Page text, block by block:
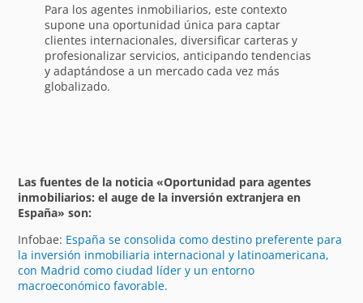
Para los agentes inmobiliarios, este contexto
supone una oportunidad única para captar
clientes internacionales, diversificar carteras y
profesionalizar servicios, anticipando tendencias
y adaptándose a un mercado cada vez más
globalizado.
Las fuentes de la noticia «Oportunidad para agentes
inmobiliarios: el auge de la inversión extranjera en
España» son:
Infobae: España se consolida como destino preferente para
la inversión inmobiliaria internacional y latinoamericana,
con Madrid como ciudad líder y un entorno
macroeconómico favorable.